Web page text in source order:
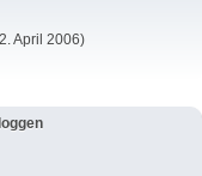
April 2006)